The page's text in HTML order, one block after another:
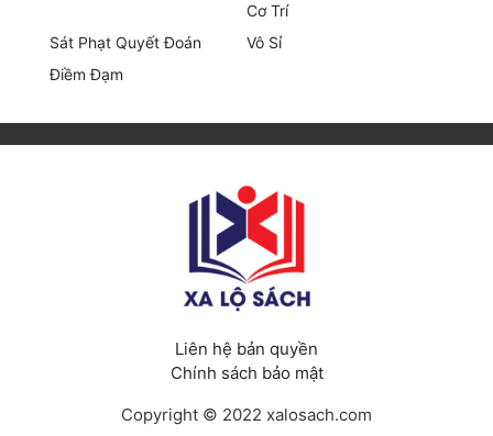
Võ Hiệp
Cơ Trí
Sát Phạt Quyết Đoán
Vô Sỉ
Điềm Đạm
Liên hệ bản quyền
Chính sách bảo mật
Copyright © 2022 xalosach.com